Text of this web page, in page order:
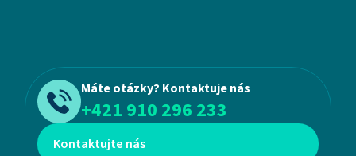
Máte otázky? Kontaktuje nás
+421 910 296 233
Kontaktujte nás